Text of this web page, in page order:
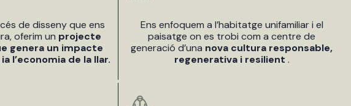
de disseny que ens
oferim un projecte
genera un impacte
l’economia de la llar.
Ens enfoquem a l’habitatge unifamiliar i el
paisatge on es trobi com a centre de
generació d’una nova cultura responsable,
regenerativa i resilient .